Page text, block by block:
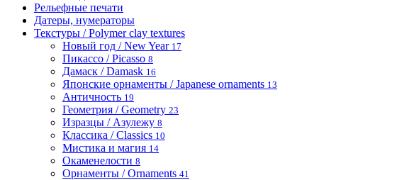
Рельефные печати
Датеры, нумераторы
Текстуры / Polymer clay textures
Новый год / New Year 17
Пикассо / Picasso 8
Дамаск / Damask 16
Японские орнаменты / Japanese ornaments 13
Античность 19
Геометрия / Geometry 23
Изразцы / Азулежу 8
Классика / Classics 10
Мистика и магия 14
Окаменелости 8
Орнаменты / Ornaments 41